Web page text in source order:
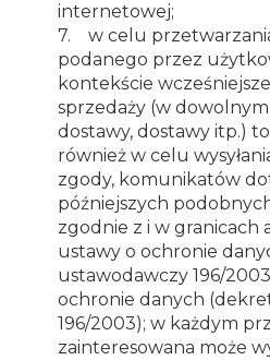
internetowej;
7. w celu
podanego przez
kontekście
sprzedaży (w
dostawy, dostawy itp.)
również w celu
zgody, komunikatów
późniejszych
zgodnie z i w granicach
ustawy o ochronie
ustawodawczy 196/
ochronie danych
196/2003); w każdym
zainteresowana może